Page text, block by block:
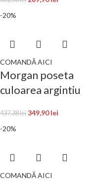
-20%
COMANDĂ AICI
Morgan poseta
culoarea argintiu
437,38lei 349,90lei
-20%
COMANDĂ AICI